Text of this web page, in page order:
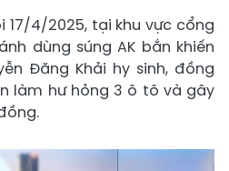
4/2025, tại khu vực cổng
dùng súng AK bắn khiến
Đăng Khải hy sinh, đồng
làm hư hỏng 3 ô tô và gây